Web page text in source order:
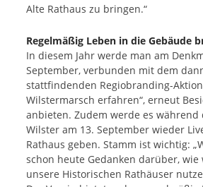
Alte Rathaus zu bringen.“
Regelmäßig Leben in die Gebäude
In diesem Jahr werde man am
September, verbunden mit dem
stattfindenden Regiobranding-
Wilstermarsch erfahren“, erneut
anbieten. Zudem werde es
Wilster am 13. September wieder
Rathaus geben. Stamm ist wichtig:
schon heute Gedanken darüber,
unsere Historischen Rathäuser